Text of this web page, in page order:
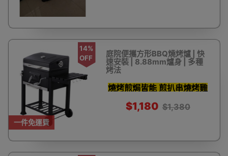
一件免運費
14%
OFF
庭院便攜方形BBQ燒烤爐 | 快
速安裝 | 8.88mm爐身 | 多種
烤法
燒烤煎焗皆能 煎扒串燒烤雞
$1,180 $1,380